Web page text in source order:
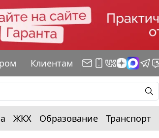
Клиентам
ЖКХ Образование Транспорт